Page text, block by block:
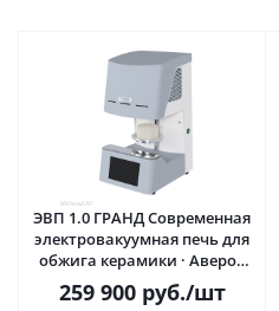
ЭВП 1.0 ГРАНД Современная
электровакуумная печь для
обжига керамики · Аверон
(ВЕГА-ПРО) Россия
259 900руб./шт